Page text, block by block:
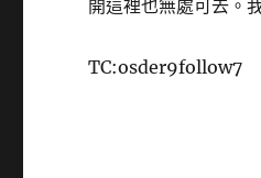
開這裡也無處可去。
TC:osder9follow7